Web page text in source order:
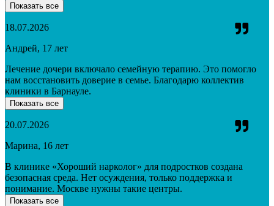
Показать все
18.07.2026
Андрей, 17 лет
Лечение дочери включало семейную терапию. Это помогло
нам восстановить доверие в семье. Благодарю коллектив
клиники в Барнауле.
Показать все
20.07.2026
Марина, 16 лет
В клинике «Хороший нарколог» для подростков создана
безопасная среда. Нет осуждения, только поддержка и
понимание. Москве нужны такие центры.
Показать все